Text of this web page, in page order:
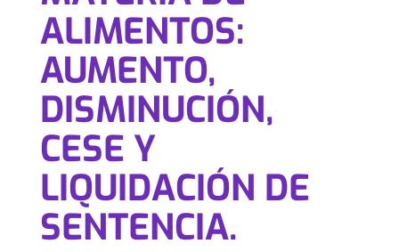
ALIMENTOS:
AUMENTO,
DISMINUCIÓN,
CESE Y
LIQUIDACIÓN DE
SENTENCIA.